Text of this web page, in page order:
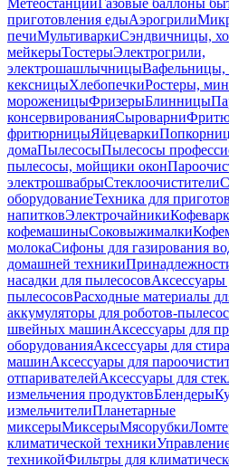
МетеостанцииГазовые баллоны
приготовления едыАэрогрили
печиМультиваркиСэндвичницы,
мейкерыТостерыЭлектрогрили,
электрошашлычницы
кексницыХлебопечкиРостеры,
мороженицыФризерыБлинницы
консервированияСыроварни
фритюрницыЯйцеварки
домаПылесосыПылесосы
пылесосы, мойщики окон
электрошвабрыСтеклоочистители
оборудованиеТехника для
напитковЭлектрочайники
кофемашиныСоковыжималки
молокаСифоны для газирования
домашней техники
насадки для пылесосовАксессуары
пылесосовРасходные материалы
аккумуляторы для роботов-
швейных машинАксессуары для
оборудованияАксессуары для
машинАксессуары для
отпаривателейАксессуары для
измельчения продуктовБлендеры
измельчителиПланетарные
миксерыМиксерыМясорубки
климатической техники
техникойФильтры для